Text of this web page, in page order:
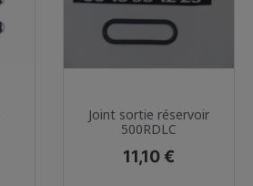
Joint sortie réservoir
500RDLC
Prix
11,10 €